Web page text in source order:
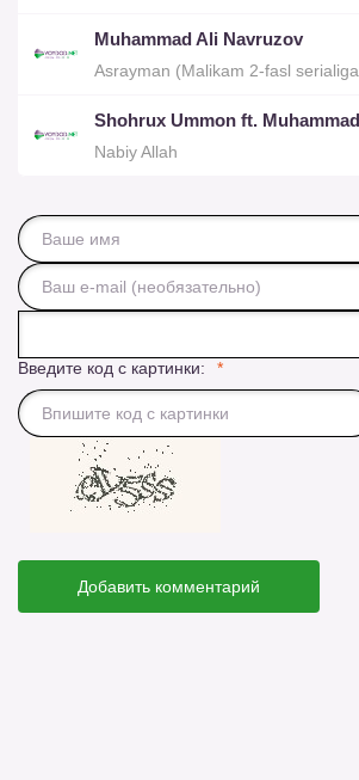
Muhammad Ali Navruzov
Asrayman (Malikam 2-fasl
Shohrux Ummon ft. Muhammad
Nabiy Allah
Введите код с картинки:
Добавить комментарий